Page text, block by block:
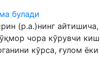
булади
(р.а.)нинг айтишича,
чора кўрувчи
кўрса, ғулом